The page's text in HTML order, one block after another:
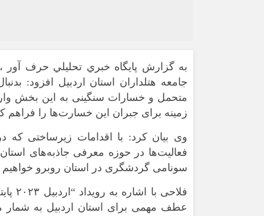
به گزارش پايگاه خبري تحليلي حرف
جامعه هتلداران استان اردبیل افزود:
متحمل و خسارات سنگینی به این بخش
زمینه برای جبران این خسارت‌ها را فراهم
وی بیان کرد: با اقدامات زیرساختی
فعالیت‌ها در حوزه معرفی جاذبه‌های
سونامی گردشگری در استان روبرو خواهیم
عطف مهمی برای استان اردبیل به شمار